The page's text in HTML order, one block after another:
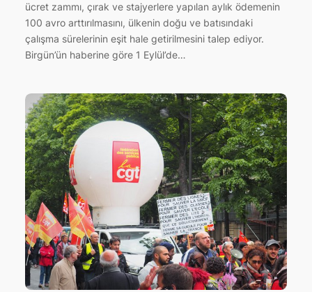
ücret zammı, çırak ve stajyerlere yapılan aylık ödemenin
100 avro arttırılmasını, ülkenin doğu ve batısındaki
çalışma sürelerinin eşit hale getirilmesini talep ediyor.
Birgün’ün haberine göre 1 Eylül’de…